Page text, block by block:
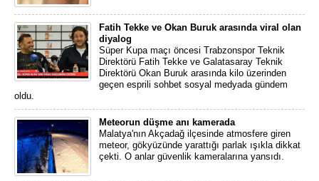
Fatih Tekke ve Okan Buruk arasında viral olan
diyalog
Süper Kupa maçı öncesi Trabzonspor Teknik
Direktörü Fatih Tekke ve Galatasaray Teknik
Direktörü Okan Buruk arasında kilo üzerinden
geçen esprili sohbet sosyal medyada gündem
oldu.
Meteorun düşme anı kamerada
Malatya'nın Akçadağ ilçesinde atmosfere giren
meteor, gökyüzünde yarattığı parlak ışıkla dikkat
çekti. O anlar güvenlik kameralarına yansıdı.